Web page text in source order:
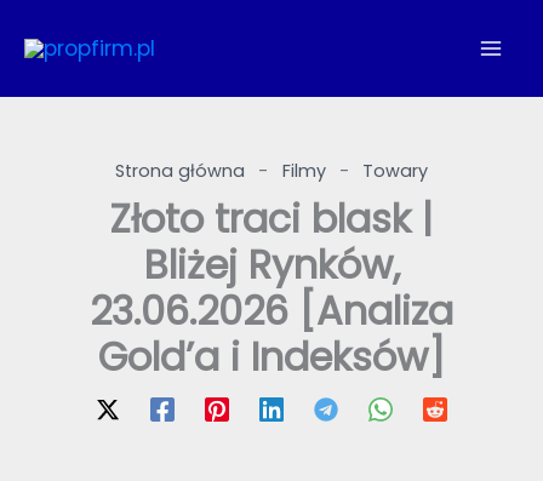
do
Strona główna - Filmy - Towary
Złoto traci blask |
Bliżej Rynków,
23.06.2026 [Analiza
Gold’a i Indeksów]